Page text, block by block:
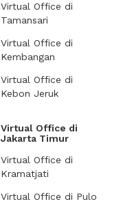
Virtual Office di
Tamansari
Virtual Office di
Kembangan
Virtual Office di
Kebon Jeruk
Virtual Office di
Jakarta Timur
Virtual Office di
Kramatjati
Virtual Office di Pulo